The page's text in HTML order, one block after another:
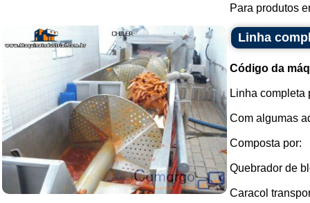
Para produtos
Linha
Código da
Linha completa
Com algumas
Composta por:
Quebrador de
Caracol